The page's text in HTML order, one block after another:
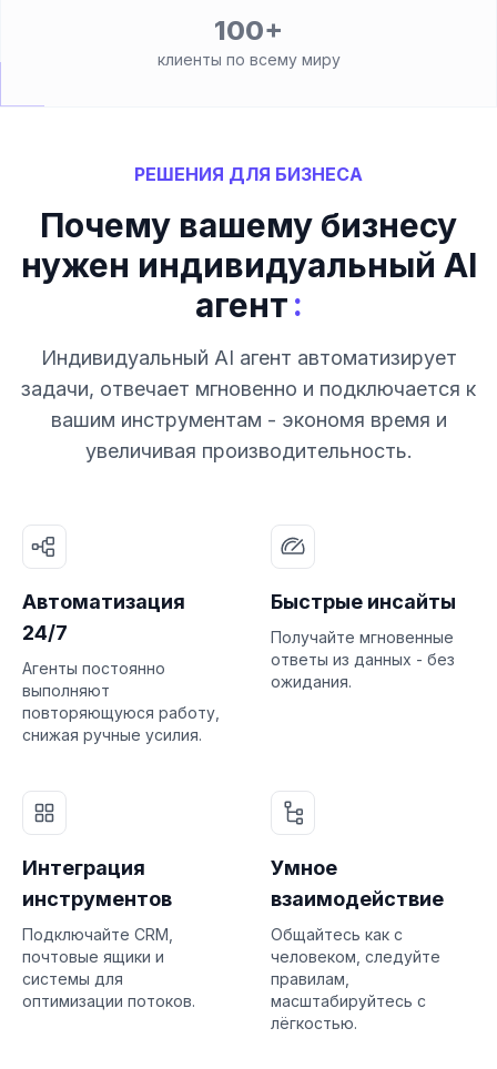
100+
клиенты по всему миру
РЕШЕНИЯ ДЛЯ БИЗНЕСА
Почему вашему бизнесу
нужен индивидуальный AI
агент:
Индивидуальный AI агент автоматизирует
задачи, отвечает мгновенно и подключается к
вашим инструментам - экономя время и
увеличивая производительность.
Автоматизация
24/7
Агенты постоянно
выполняют
повторяющуюся работу,
снижая ручные усилия.
Быстрые инсайты
Получайте мгновенные
ответы из данных - без
ожидания.
Интеграция
инструментов
Подключайте CRM,
почтовые ящики и
системы для
оптимизации потоков.
Умное
взаимодействие
Общайтесь как с
человеком, следуйте
правилам,
масштабируйтесь с
лёгкостью.